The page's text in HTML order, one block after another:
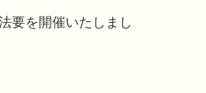
要を開催いたしまし